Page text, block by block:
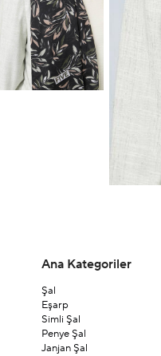
Ana Kategoriler
Şal
Eşarp
Simli Şal
Penye Şal
Janjan Şal